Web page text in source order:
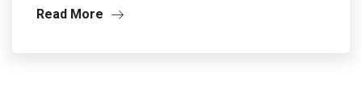
Read More